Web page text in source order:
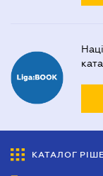
КАТАЛОГ